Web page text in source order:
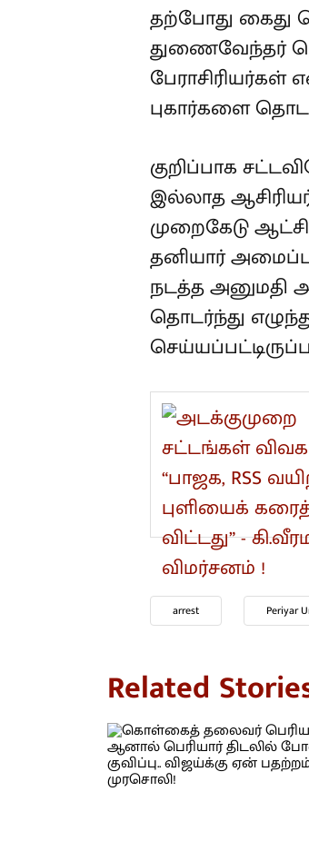
தற்போது கைது
துணைவேந்தர்
புகார்களை
குறிப்பாக
இல்லாத
முறைகேடு
தனியார்
நடத்த அனுமதி
தொடர்ந்து
arrest Periyar
Related